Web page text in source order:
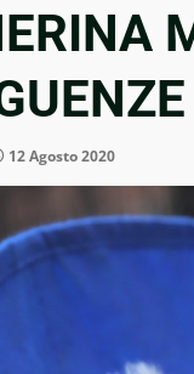
12 Agosto 2020